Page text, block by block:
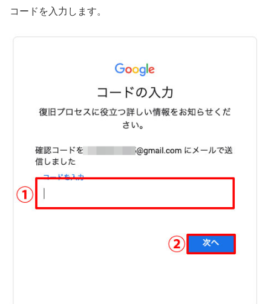
コードを入力します。